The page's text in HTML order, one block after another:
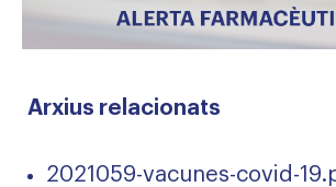
Arxius relacionats
2021059-vacunes-covid-